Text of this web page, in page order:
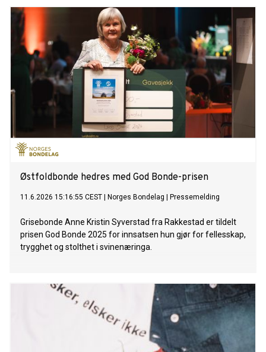
Østfoldbonde hedres med God Bonde-prisen
11.6.2026 15:16:55 CEST Norges Bondelag Pressemelding
Grisebonde Anne Kristin Syverstad fra Rakkestad er tildelt
prisen God Bonde 2025 for innsatsen hun gjør for fellesskap,
trygghet og stolthet i svinenæringa.